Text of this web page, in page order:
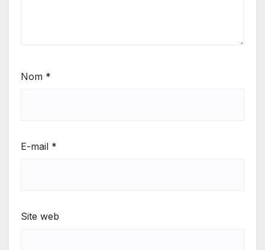
Nom *
E-mail *
Site web